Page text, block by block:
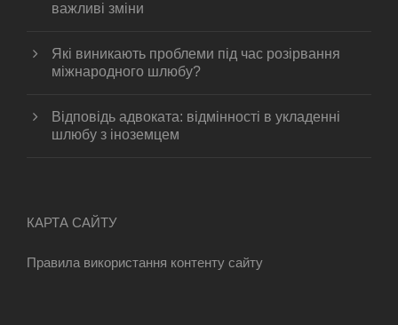
важливі зміни
Які виникають проблеми під час розірвання
міжнародного шлюбу?
Відповідь адвоката: відмінності в укладенні
шлюбу з іноземцем
КАРТА САЙТУ
Правила використання контенту сайту